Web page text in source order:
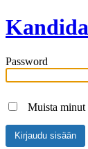
Password
Muista minut